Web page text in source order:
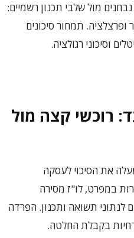
מול שלבי תכנון רשמיים:
תמחור סיכונים
וסיכוני רגולציה.
רוכשי קצה מול
את הסיכוי לעסקה
במפרט, לו"ז מסירה
לנתוני תשואה ותכנון. הפרדה
בקבלת החלטה.